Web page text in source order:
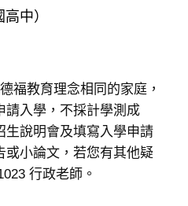
中）
福教育理念相同的家庭，
請入學，不採計學測成
生說明會及填寫入學申請
或小論文，若您有其他疑
行政老師。